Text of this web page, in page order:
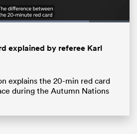
Loaded:
explained by referee Karl
explains the 20-min red card
during the Autumn Nations